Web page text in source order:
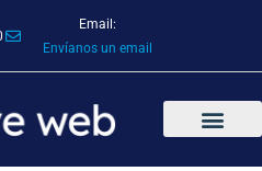
Email:
Envíanos un email